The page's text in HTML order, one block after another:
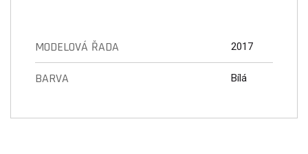
MODELOVÁ ŘADA 2017
BARVA Bílá